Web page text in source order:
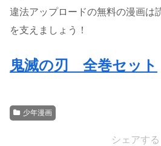
違法アップロードの無料の漫画は
を支えましょう！
鬼滅の刃 全巻セット
少年漫画
シェアする